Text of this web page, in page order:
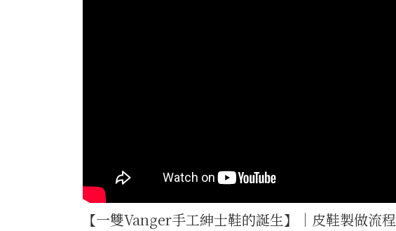
【一雙Vanger手工紳士鞋的誕生】｜皮鞋製做流程